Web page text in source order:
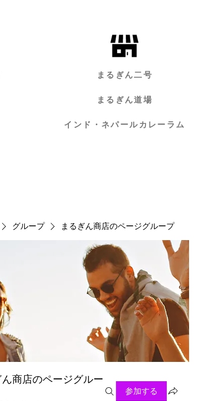
まるぎん二号
インド・ネパールカレーラム
まるぎん道場
グループ まるぎん商店のページグループ
ん商店のページグルー
参加する